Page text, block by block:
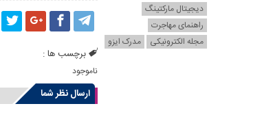
برچسب ها :
ناموجود
ارسال نظر شما
دیجیتال مارکتینگ
راهنمای مهاجرت
مجله الکترونیکی
مدرک ایزو